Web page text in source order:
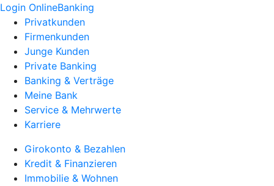
Login OnlineBanking
Privatkunden
Firmenkunden
Junge Kunden
Private Banking
Banking & Verträge
Meine Bank
Service & Mehrwerte
Karriere
Girokonto & Bezahlen
Kredit & Finanzieren
Immobilie & Wohnen